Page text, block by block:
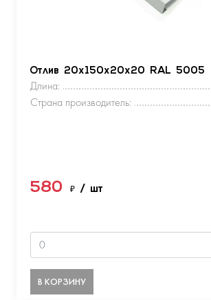
Отлив 20х150х20х20 RAL 5005
Длина:
Страна производитель:
580 ₽ / шт
В КОРЗИНУ